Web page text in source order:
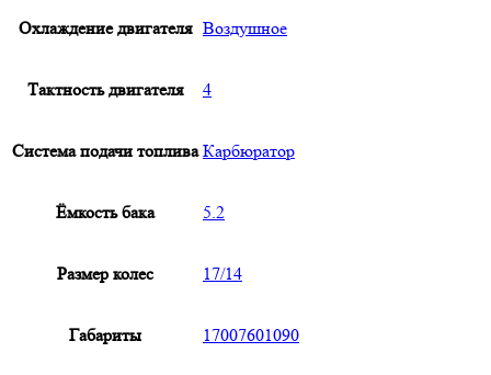
Охлаждение двигателя Воздушное
Тактность двигателя 4
Система подачи топлива Карбюратор
Ёмкость бака 5.2
Размер колес 17/14
Габариты 17007601090